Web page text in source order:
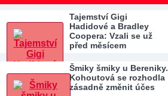
Tajemství Gigi
Hadidové a Bradley
Coopera: Vzali se už
před měsícem
Šmiky šmiky u Bereniky.
Kohoutová se rozhodla
zásadně změnit účes